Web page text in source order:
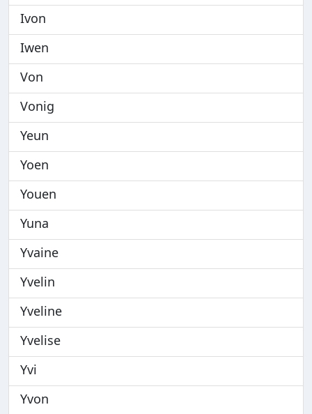
Ivon
Iwen
Von
Vonig
Yeun
Yoen
Youen
Yuna
Yvaine
Yvelin
Yveline
Yvelise
Yvi
Yvon